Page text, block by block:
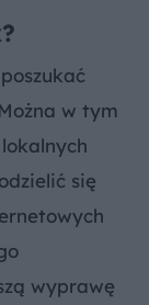
w tym
się
wyprawę